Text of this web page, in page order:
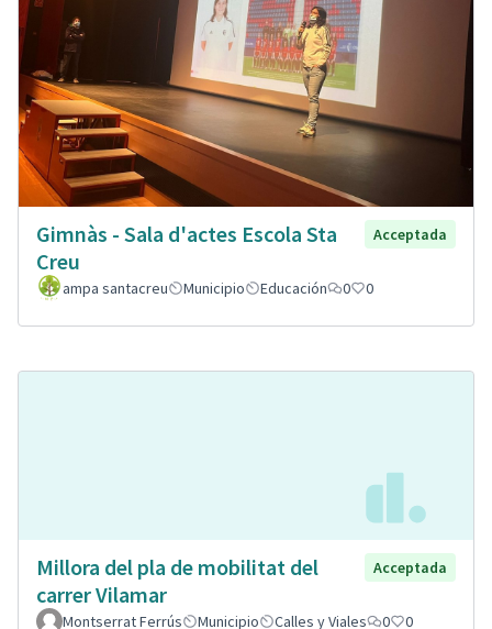
Gimnàs - Sala d'actes Escola Sta
Creu
Acceptada
ampa santacreu Municipio Educación 0 0
Millora del pla de mobilitat del
carrer Vilamar
Acceptada
Montserrat Ferrús Municipio Calles y Viales 0 0